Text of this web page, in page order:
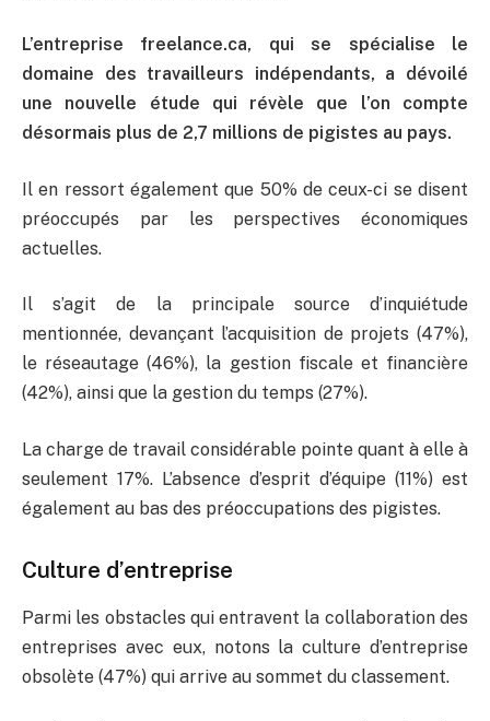
L’entreprise freelance.ca, qui se spécialise le
domaine des travailleurs indépendants, a dévoilé
une nouvelle étude qui révèle que l’on compte
désormais plus de 2,7 millions de pigistes au pays.
Il en ressort également que 50% de ceux-ci se disent
préoccupés par les perspectives économiques
actuelles.
Il s’agit de la principale source d’inquiétude
mentionnée, devançant l’acquisition de projets (47%),
le réseautage (46%), la gestion fiscale et financière
(42%), ainsi que la gestion du temps (27%).
La charge de travail considérable pointe quant à elle à
seulement 17%. L’absence d’esprit d’équipe (11%) est
également au bas des préoccupations des pigistes.
Culture d’entreprise
Parmi les obstacles qui entravent la collaboration des
entreprises avec eux, notons la culture d’entreprise
obsolète (47%) qui arrive au sommet du classement.